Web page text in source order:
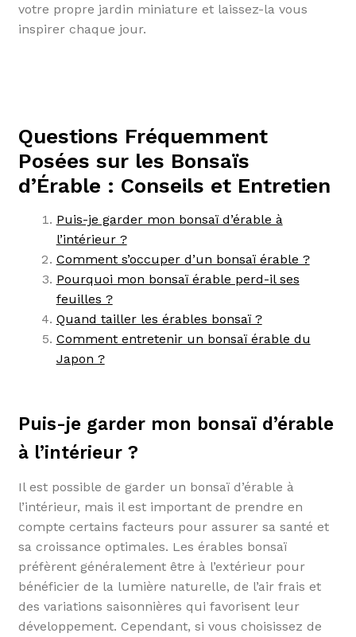
votre propre jardin miniature et laissez-la vous
inspirer chaque jour.
Questions Fréquemment
Posées sur les Bonsaïs
d’Érable : Conseils et Entretien
Puis-je garder mon bonsaï d’érable à
l’intérieur ?
Comment s’occuper d’un bonsaï érable ?
Pourquoi mon bonsaï érable perd-il ses
feuilles ?
Quand tailler les érables bonsaï ?
Comment entretenir un bonsaï érable du
Japon ?
Puis-je garder mon bonsaï d’érable
à l’intérieur ?
Il est possible de garder un bonsaï d’érable à
l’intérieur, mais il est important de prendre en
compte certains facteurs pour assurer sa santé et
sa croissance optimales. Les érables bonsaï
préfèrent généralement être à l’extérieur pour
bénéficier de la lumière naturelle, de l’air frais et
des variations saisonnières qui favorisent leur
développement. Cependant, si vous choisissez de